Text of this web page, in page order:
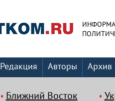
Редакция Авторы Архив
Ближний Восток